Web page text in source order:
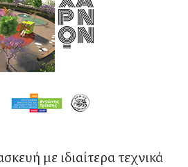
με ιδιαίτερα τεχνικά